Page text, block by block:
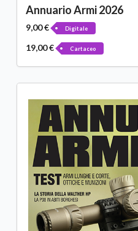
Annuario Armi 2026
9,00 € Digitale
19,00 € Cartaceo